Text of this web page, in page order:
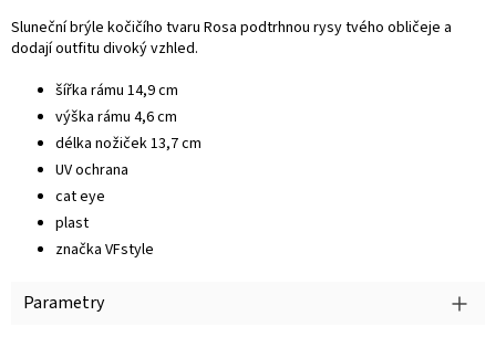
Parametry
Sluneční brýle kočičího tvaru Rosa podtrhnou rysy tvého obličeje a
dodají outfitu divoký vzhled.
šířka rámu 14,9 cm
výška rámu 4,6 cm
délka nožiček 13,7 cm
UV ochrana
cat eye
plast
značka VFstyle